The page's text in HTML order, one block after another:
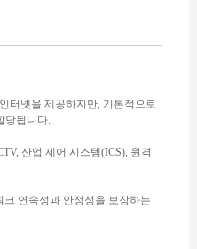
터넷을 제공하지만, 기본적으로
당됩니다.
산업 제어 시스템(ICS), 원격
연속성과 안정성을 보장하는